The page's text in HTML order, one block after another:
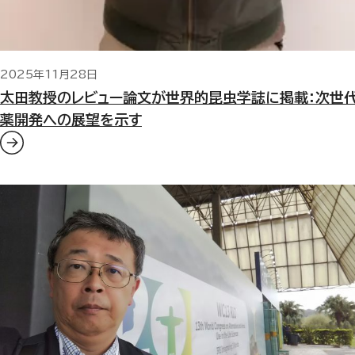
2025年11月28日
太田教授のレビュー論文が世界的昆虫学誌に掲載：次世
薬開発への展望を示す